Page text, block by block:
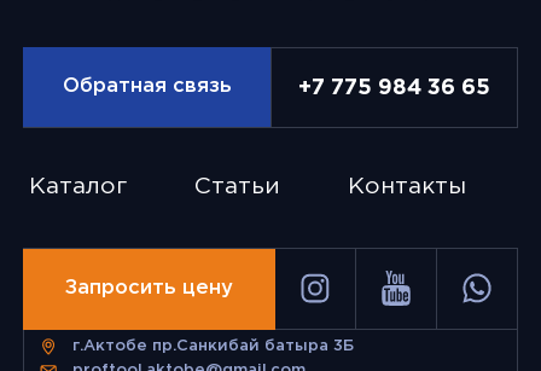
Каталог Статьи Контакты
Обратная связь +7 775 984 36 65
Запросить цену
г.Актобе пр.Санкибай батыра 3Б